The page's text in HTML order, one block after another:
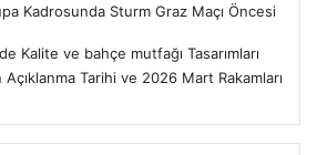
Kadrosunda Sturm Graz Maçı Öncesi
Kalite ve bahçe mutfağı Tasarımları
Tarihi ve 2026 Mart Rakamları